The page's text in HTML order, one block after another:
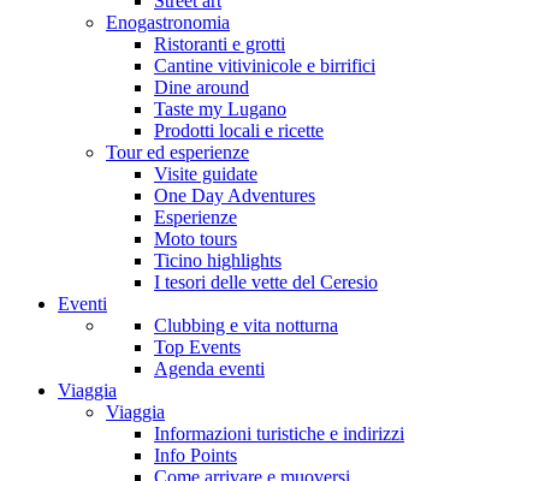
Enogastronomia
Ristoranti e grotti
Cantine vitivinicole e birrifici
Dine around
Taste my Lugano
Prodotti locali e ricette
Tour ed esperienze
Visite guidate
One Day Adventures
Esperienze
Moto tours
Ticino highlights
I tesori delle vette del Ceresio
Eventi
Clubbing e vita notturna
Top Events
Agenda eventi
Viaggia
Viaggia
Informazioni turistiche e indirizzi
Info Points